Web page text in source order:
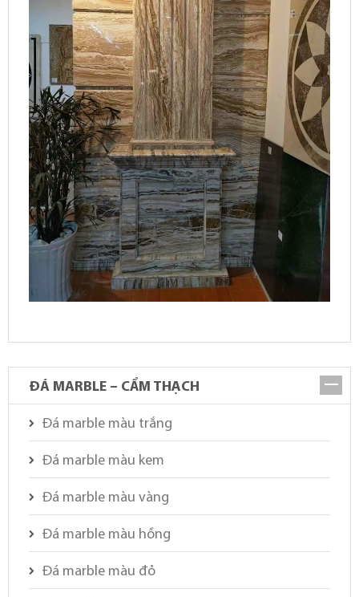
ĐÁ MARBLE – CẨM THẠCH
Đá marble màu trắng
Đá marble màu kem
Đá marble màu vàng
Đá marble màu hồng
Đá marble màu đỏ